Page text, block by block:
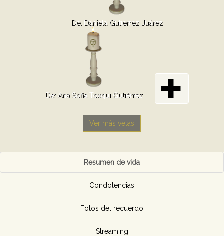
De: Daniela Gutierrez Juárez
De: Ana Sofia Toxqui Gutiérrez
Ver más velas
Resumen de vida
Condolencias
Fotos del recuerdo
Streaming